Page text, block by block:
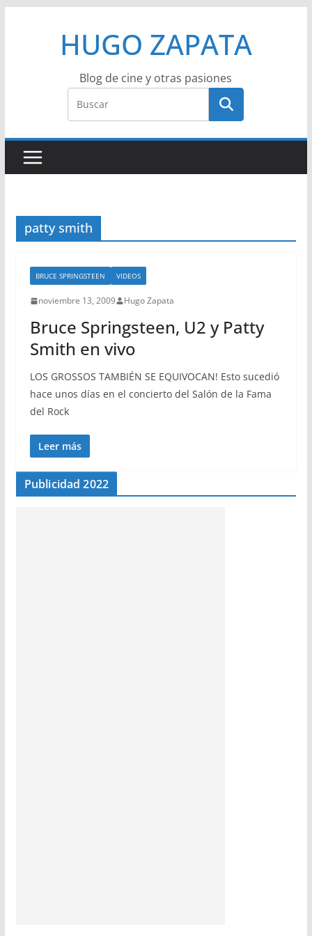
HUGO ZAPATA
Blog de cine y otras pasiones
patty smith
BRUCE SPRINGSTEEN VIDEOS
noviembre 13, 2009 Hugo Zapata
Bruce Springsteen, U2 y Patty
Smith en vivo
LOS GROSSOS TAMBIÉN SE EQUIVOCAN! Esto sucedió
hace unos días en el concierto del Salón de la Fama
del Rock
Leer más
Publicidad 2022